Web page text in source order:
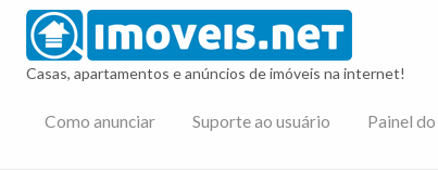
Casas, apartamentos e anúncios de imóveis na internet!
Como anunciar Suporte ao usuário Painel